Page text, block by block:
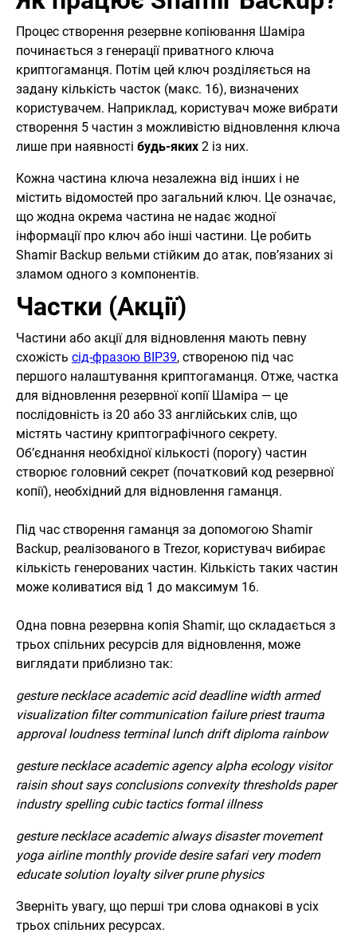
Процес створення резервне копіювання Шаміра
починається з генерації приватного ключа
криптогаманця. Потім цей ключ розділяється на
задану кількість часток (макс. 16), визначених
користувачем. Наприклад, користувач може вибрати
створення 5 частин з можливістю відновлення ключа
лише при наявності будь-яких 2 із них.
Кожна частина ключа незалежна від інших і не
містить відомостей про загальний ключ. Це означає,
що жодна окрема частина не надає жодної
інформації про ключ або інші частини. Це робить
Shamir Backup вельми стійким до атак, пов’язаних зі
зламом одного з компонентів.
Частки (Акції)
Частини або акції для відновлення мають певну
схожість сід-фразою BIP39, створеною під час
першого налаштування криптогаманця. Отже, частка
для відновлення резервної копії Шаміра — це
послідовність із 20 або 33 англійських слів, що
містять частину криптографічного секрету.
Об’єднання необхідної кількості (порогу) частин
створює головний секрет (початковий код резервної
копії), необхідний для відновлення гаманця.
Під час створення гаманця за допомогою Shamir
Backup, реалізованого в Trezor, користувач вибирає
кількість генерованих частин. Кількість таких частин
може коливатися від 1 до максимум 16.
Одна повна резервна копія Shamir, що складається з
трьох спільних ресурсів для відновлення, може
виглядати приблизно так:
gesture necklace academic acid deadline width armed
visualization filter communication failure priest trauma
approval loudness terminal lunch drift diploma rainbow
gesture necklace academic agency alpha ecology visitor
raisin shout says conclusions convexity thresholds paper
industry spelling cubic tactics formal illness
gesture necklace academic always disaster movement
yoga airline monthly provide desire safari very modern
educate solution loyalty silver prune physics
Зверніть увагу, що перші три слова однакові в усіх
трьох спільних ресурсах.